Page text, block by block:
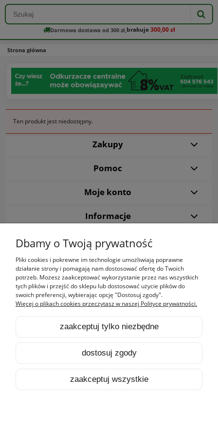
Darmowa dostawa od 300 zł, brakuje300,00 zł
Strona główna
Ten produkt jest niedostępny.
Zakupy
Pomoc
Moje konto
Informacje
pokaż pełną wersję strony
Sklep internetowy Shoper.pl
Dbamy o Twoją prywatność
Pliki cookies i pokrewne im technologie umożliwiają poprawne
działanie strony i pomagają nam dostosować ofertę do Twoich
potrzeb. Możesz zaakceptować wykorzystanie przez nas wszystkich
tych plików i przejść do sklepu lub dostosować użycie plików do
swoich preferencji, wybierając opcję "Dostosuj zgody".
Więcej o plikach cookies przeczytasz w naszej Polityce prywatności.
zaakceptuj tylko niezbędne
dostosuj zgody
zaakceptuj wszystkie